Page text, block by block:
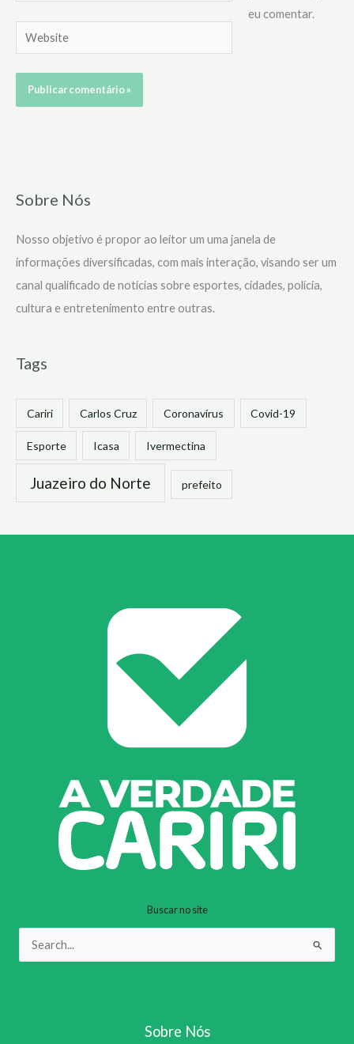
Website
eu comentar.
Sobre Nós
Nosso objetivo é propor ao leitor um uma janela de
informações diversificadas, com mais interação, visando ser um
canal qualificado de notícias sobre esportes, cidades, polícia,
cultura e entretenimento entre outras.
Tags
Cariri Carlos Cruz Coronavírus Covid-19
Esporte Icasa Ivermectina
Juazeiro do Norte prefeito
Buscar no site
Pesquisar
Sobre Nós